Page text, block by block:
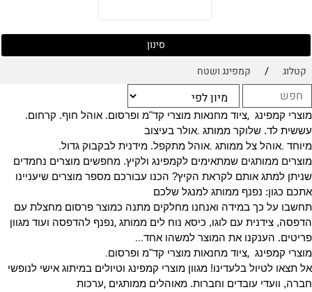
סינון
קטלוג
/ קמפינג ושטח
מוצרי קמפינג ,ציוד מחנאות מוצרי קד"מ ופרסום. אוהל חוף. קרחום.
עששית לד. שלוקר ממותג .אולר בעיצוב
מיוחד .אוהל צל ממותג .אוהל מתקפל. מידנית לבקבוק גדול.
מוצרים ממותגים שמתאימים לקמפינג ולקיץ. מחפשים מוצרים נחמדים
שניתן למתג אותם לקראת הקיץ? הכנו עבורכם מספר מוצרים שיעניינו
אתכם כגון: נפנף ממותג למנגל שלכם
תחשבו על כך במידה ואנחנו מחלקים מתנה כמוצר פרסום מחצלת עם
הדפסה, צידנית עם לוגו, כיסא נוח לים ממותג ,נפנף להדפסה ועוד מגוון
פריטים. הענקנו את המוצר למשהו אחד...
מוצרי קמפינג ,ציוד מחנאות מוצרי קד"מ ופרסום.
אל תצאו לטיול בלעדינו! מגוון מוצרי קמפינג וטיולים במיתוג אישי לנופשי
חברה, וועדי עובדים וחברות. מאוהלים ממותגים ,ערכות